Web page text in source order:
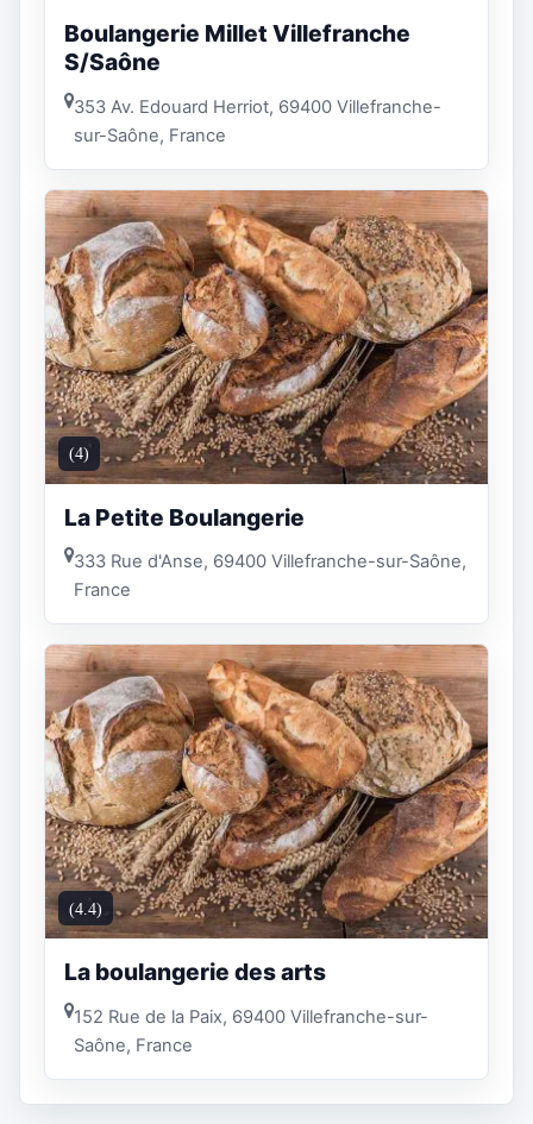
Boulangerie Millet Villefranche
S/Saône
353 Av. Edouard Herriot, 69400 Villefranche-
sur-Saône, France
(4)
La Petite Boulangerie
333 Rue d'Anse, 69400 Villefranche-sur-Saône,
France
(4.4)
La boulangerie des arts
152 Rue de la Paix, 69400 Villefranche-sur-
Saône, France